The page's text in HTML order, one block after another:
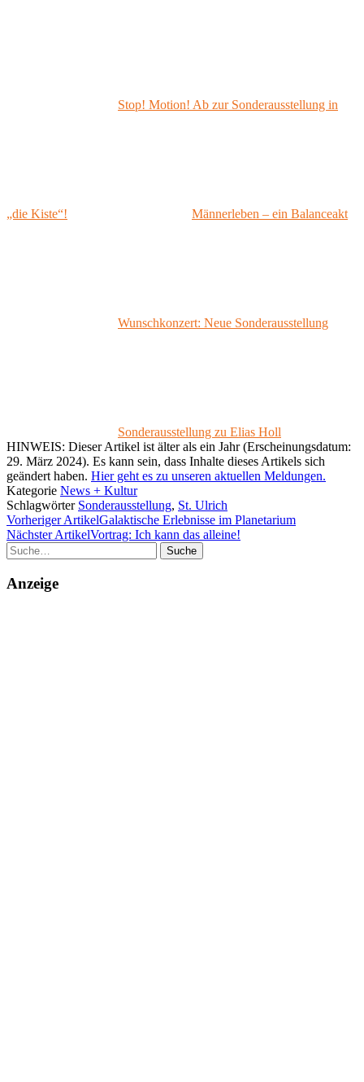
Stop! Motion! Ab zur Sonderausstellung in
„die Kiste“! Männerleben – ein Balanceakt
Wunschkonzert: Neue Sonderausstellung
Sonderausstellung zu Elias Holl
HINWEIS: Dieser Artikel ist älter als ein Jahr (Erscheinungsdatum:
29. März 2024). Es kann sein, dass Inhalte dieses Artikels sich
geändert haben. Hier geht es zu unseren aktuellen Meldungen.
Kategorie News + Kultur
Schlagwörter Sonderausstellung, St. Ulrich
Vorheriger ArtikelGalaktische Erlebnisse im Planetarium
Nächster ArtikelVortrag: Ich kann das alleine!
Suche
Anzeige